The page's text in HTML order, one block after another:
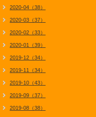
2020-04（38）
2020-03（37）
2020-02（33）
2020-01（39）
2019-12（34）
2019-11（34）
2019-10（43）
2019-09（37）
2019-08（38）